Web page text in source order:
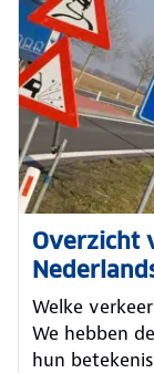
Overzicht
Welke
We hebben
hun